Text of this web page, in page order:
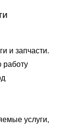
и запчасти.
работу
услуги,